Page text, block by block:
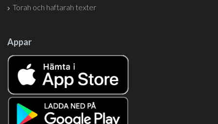
Torah och haftarah texter
Appar